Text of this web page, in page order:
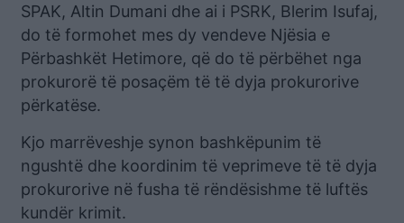
SPAK, Altin Dumani dhe ai i PSRK, Blerim Isufaj,
do të formohet mes dy vendeve Njësia e
Përbashkët Hetimore, që do të përbëhet nga
prokurorë të posaçëm të të dyja prokurorive
përkatëse.
Kjo marrëveshje synon bashkëpunim të
ngushtë dhe koordinim të veprimeve të të dyja
prokurorive në fusha të rëndësishme të luftës
kundër krimit.